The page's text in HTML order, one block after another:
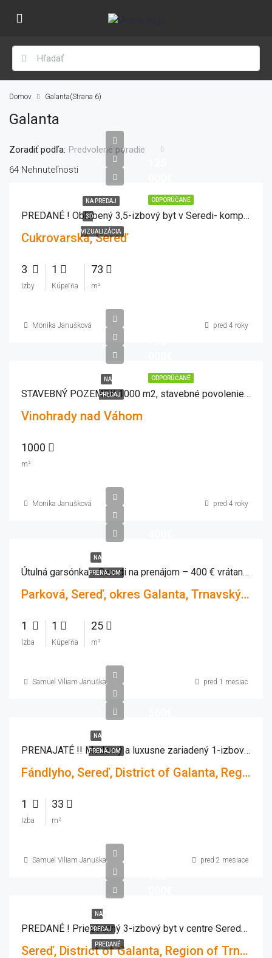
Domov Galanta(Strana 6)
Galanta
64 Nehnuteľnosti
Zoradiť podľa: Predvolené poradie
ODPORÚČANÉ
NA PREDAJ
3D
VIZUALIZÁCIA
PREDANÉ ! Obľúbený 3,5-izbový byt v Seredi- komplet prerobený
Cukrovarská, Sereď
3
Izby
1
Kúpeľňa
73
m²
Monika Janušková pred 4 roky
ODPORÚČANÉ
NA
PREDAJ STAVEBNÝ POZEMOK 1000 m2, stavebné povolenie,projekt Vinohrady nad Váhom
Vinohrady nad Váhom
1000
m²
Monika Janušková pred 4 roky
NA
PRENÁJOM Útulná garsónka v Seredi na prenájom – 400 € vrátane energií
Parková, Sereď, okres Galanta, Trnavský kraj, 926 01, Slovensko
1
Izba
1
Kúpeľňa
25
m²
Samuel Viliam Januška pred 1 mesiac
NA
PRENÁJOM PRENAJATÉ !! Moderný a luxusne zariadený 1-izbový byt v Seredi – Fándlyho ulica
Fándlyho, Sereď, District of Galanta, Region of Trnava, 926 01, Slovakia
1
Izba
33
m²
Samuel Viliam Januška pred 2 mesiace
NA
PREDAJ
PREDANÉ
PREDANÉ ! Priestranný 3-izbový byt v centre Serede – 84 m² s balkónom
Sereď, District of Galanta, Region of Trnava, Western Slovakia, 926 01, Slovakia